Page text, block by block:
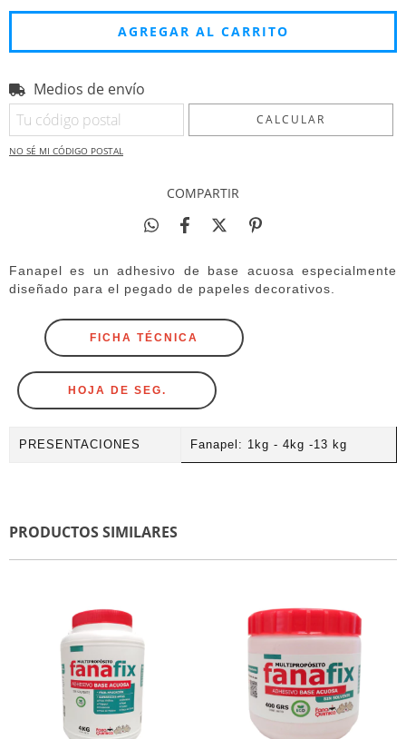
Entregas para el CP:
Medios de envío
CALCULAR
NO SÉ MI CÓDIGO POSTAL
COMPARTIR
Fanapel es un adhesivo de base acuosa especialmente
diseñado para el pegado de papeles decorativos.
FICHA TÉCNICA
HOJA DE SEG.
PRESENTACIONES Fanapel: 1kg - 4kg -13 kg
PRODUCTOS SIMILARES